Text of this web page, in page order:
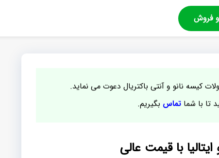
فروش
کیسه نانو و آنتی باکتریال دعوت می نماید.
تا با شماتماس بگیریم.
با قیمت عالی